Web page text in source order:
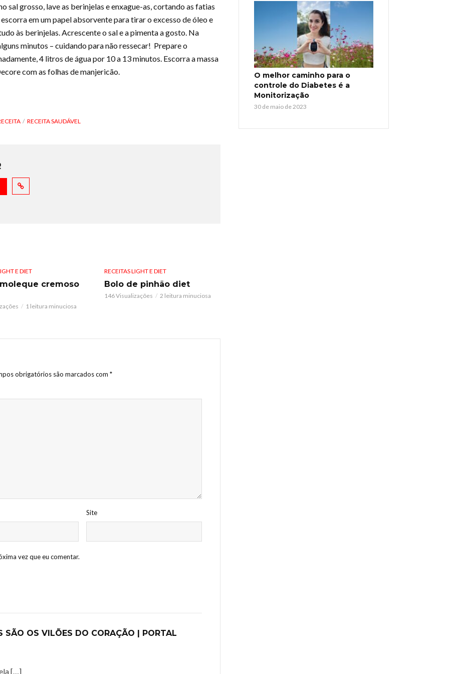
sal grosso, lave as berinjelas e enxague-as, cortando as fatias
em um papel absorvente para tirar o excesso de óleo e
às berinjelas. Acrescente o sal e a pimenta a gosto. Na
minutos – cuidando para não ressecar! Prepare o
4 litros de água por 10 a 13 minutos. Escorra a massa
com as folhas de manjericão.
RECEITA SAUDÁVEL
E DIET
cremoso
1 leitura minuciosa
RECEITAS LIGHT E DIET
Bolo de pinhão diet
146 Visualizações 2 leitura minuciosa
obrigatórios são marcados com *
Site
vez que eu comentar.
SÃO OS VILÕES DO CORAÇÃO | PORTAL
[…]
O melhor caminho para o
controle do Diabetes é a
Monitorização
30 de maio de 2023